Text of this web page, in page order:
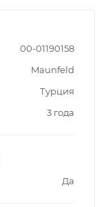
00-01190158
Maunfeld
Турция
3 года
Да